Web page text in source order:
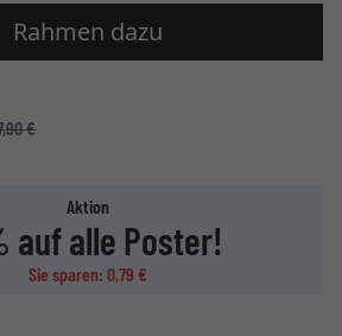
Rahmen dazu
€
Aktion
auf alle Poster!
Sie sparen: 0,79 €